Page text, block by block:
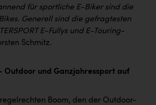
für sportliche E-Biker sind die
Generell sind die gefragtesten
E-Fullys und E-Touring-
Schmitz.
Outdoor und Ganzjahressport auf
Boom, den der Outdoor-